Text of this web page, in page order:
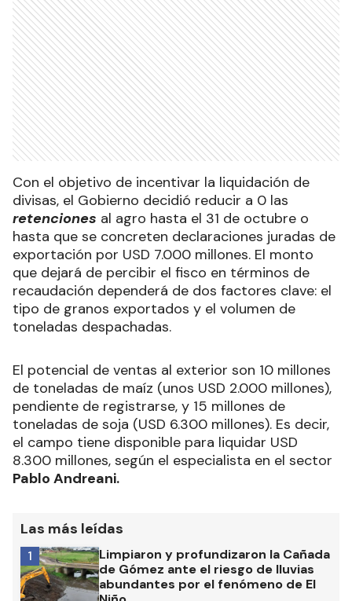
Con el objetivo de incentivar la liquidación de
divisas, el Gobierno decidió reducir a 0 las
retenciones al agro hasta el 31 de octubre o
hasta que se concreten declaraciones juradas de
exportación por USD 7.000 millones. El monto
que dejará de percibir el fisco en términos de
recaudación dependerá de dos factores clave: el
tipo de granos exportados y el volumen de
toneladas despachadas.
El potencial de ventas al exterior son 10 millones
de toneladas de maíz (unos USD 2.000 millones),
pendiente de registrarse, y 15 millones de
toneladas de soja (USD 6.300 millones). Es decir,
el campo tiene disponible para liquidar USD
8.300 millones, según el especialista en el sector
Pablo Andreani.
Las más leídas
Limpiaron y profundizaron la Cañada
de Gómez ante el riesgo de lluvias
abundantes por el fenómeno de El
1